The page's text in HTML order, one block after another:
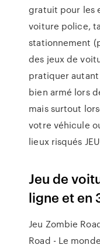
gratuit pour les
voiture police,
stationnement
des jeux de
pratiquer
bien armé lors
mais surtout
votre véhicule
lieux risqués
Jeu de
ligne et en
Jeu Zombie
Road - Le